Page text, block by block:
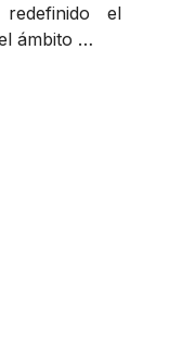
el
ámbito …